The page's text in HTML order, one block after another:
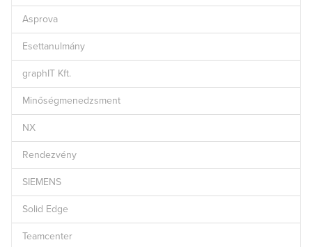
Asprova
Esettanulmány
graphIT Kft.
Minőségmenedzsment
NX
Rendezvény
SIEMENS
Solid Edge
Teamcenter